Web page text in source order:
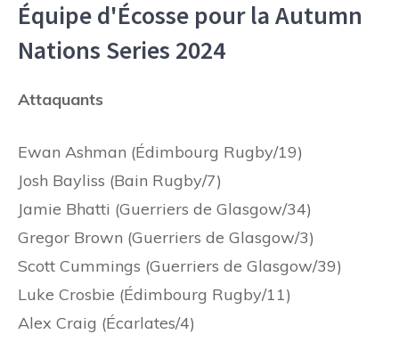
Équipe d'Écosse pour la Autumn
Nations Series 2024
Attaquants
Ewan Ashman (Édimbourg Rugby/19)
Josh Bayliss (Bain Rugby/7)
Jamie Bhatti (Guerriers de Glasgow/34)
Gregor Brown (Guerriers de Glasgow/3)
Scott Cummings (Guerriers de Glasgow/39)
Luke Crosbie (Édimbourg Rugby/11)
Alex Craig (Écarlates/4)